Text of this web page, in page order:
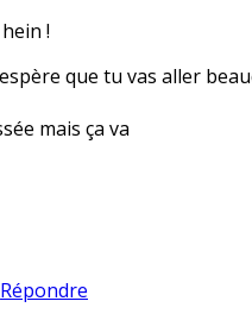
!
que tu vas aller
mais ça va
Répondre